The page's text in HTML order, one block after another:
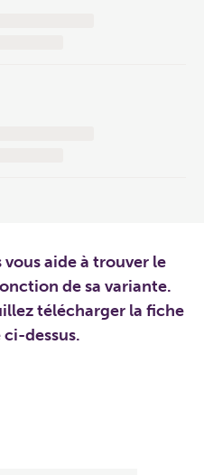
aide à trouver le
de sa variante.
télécharger la fiche
dessus.